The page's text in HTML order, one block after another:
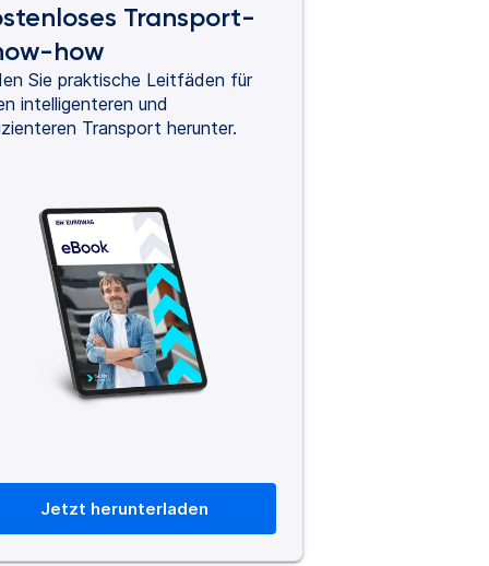
Transport-
how
Sie praktische Leitfäden für
intelligenteren und
Transport herunter.
Jetzt herunterladen